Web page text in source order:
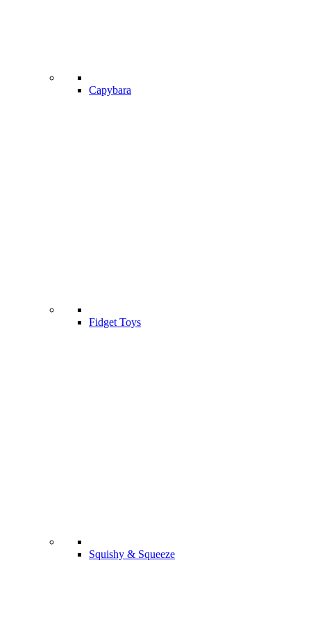
Capybara
Fidget Toys
Squishy & Squeeze